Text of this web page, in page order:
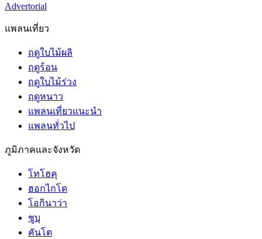
Advertorial
แพลนเที่ยว
ฤดูใบไม้ผลิ
ฤดูร้อน
ฤดูใบไม้ร่วง
ฤดูหนาว
แพลนเที่ยวแนะนำ
แพลนทั่วไป
ภูมิภาคและจังหวัด
โทโฮคุ
ฮอกไกโด
โอกินาว่า
ชูบุ
คันโต